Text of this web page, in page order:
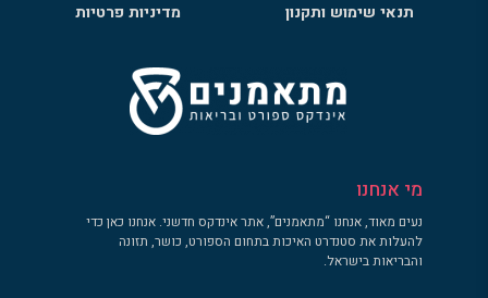
תנאי שימוש ותקנון
מדיניות פרטיות
מי אנחנו
נעים מאוד, אנחנו “מתאמנים”, אתר אינדקס חדשני. אנחנו כאן כדי
להעלות את סטנדרט האיכות בתחום הספורט, כושר, תזונה
והבריאות בישראל.